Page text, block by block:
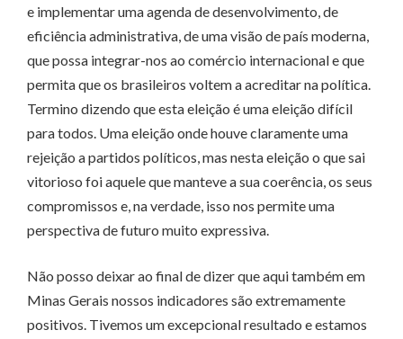
e implementar uma agenda de desenvolvimento, de
eficiência administrativa, de uma visão de país moderna,
que possa integrar-nos ao comércio internacional e que
permita que os brasileiros voltem a acreditar na política.
Termino dizendo que esta eleição é uma eleição difícil
para todos. Uma eleição onde houve claramente uma
rejeição a partidos políticos, mas nesta eleição o que sai
vitorioso foi aquele que manteve a sua coerência, os seus
compromissos e, na verdade, isso nos permite uma
perspectiva de futuro muito expressiva.
Não posso deixar ao final de dizer que aqui também em
Minas Gerais nossos indicadores são extremamente
positivos. Tivemos um excepcional resultado e estamos